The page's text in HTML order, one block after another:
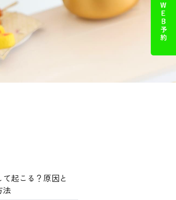
起こる？原因と
法